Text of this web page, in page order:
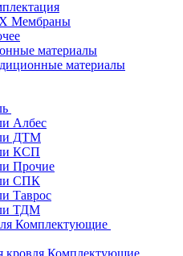
Мембраны
материалы
материалы
Албес
ДТМ
КСП
Прочие
СПК
Таврос
ТДМ
Комплектующие
кровля Комплектующие